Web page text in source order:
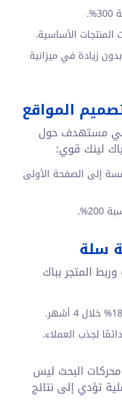
الأساسية.
المبيعات بنسبة 250% بدون زيادة في ميزانية
المواقع
مستهدف حول
لينك قوي:
إلى الصفحة الأولى
سلة
المتجر بباك
لجذب العملاء.
البحث ليس
تؤدي إلى نتائج